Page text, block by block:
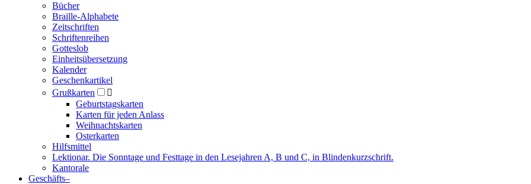
Bücher
Braille-Alphabete
Zeitschriften
Schriftenreihen
Gotteslob
Einheitsübersetzung
Kalender
Geschenkartikel
Grußkarten

Geburtstagskarten
Karten für jeden Anlass
Weihnachtskarten
Osterkarten
Hilfsmittel
Lektionar. Die Sonntage und Festtage in den Lesejahren A, B und C, in Blindenkurzschrift.
Kantorale
Geschäfts­–